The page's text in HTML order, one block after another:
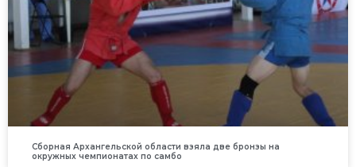
Сборная Архангельской области взяла две бронзы на
окружных чемпионатах по самбо